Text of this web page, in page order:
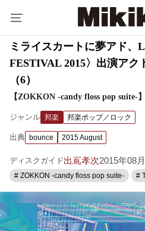
ミライスカートに夢アド
FESTIVAL 2015〉出演ア
（6）
【ZOKKON -candy floss pop suite-
ジャンル 邦楽 邦楽ポップ／ロック
出典 bounce 2015 August
ディスクガイド出嶌孝次2015年08
# ZOKKON -candy floss pop suite- #